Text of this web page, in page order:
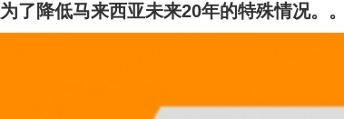
为了降低马来西亚未来20年的特殊情况。。